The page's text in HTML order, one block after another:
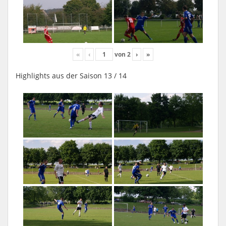
« ‹ von 2 › »
Highlights aus der Saison 13 / 14